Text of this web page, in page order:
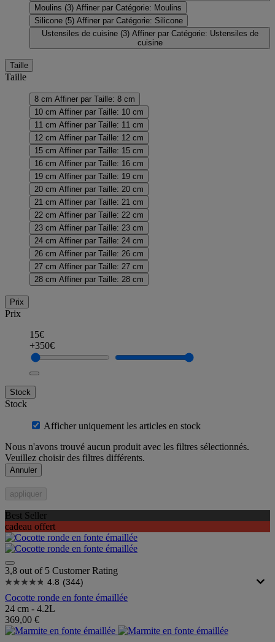
Moulins (3) Affiner par Catégorie: Moulins
Silicone (5) Affiner par Catégorie: Silicone
Ustensiles de cuisine (3) Affiner par Catégorie: Ustensiles de
cuisine
Taille
Taille
8 cm Affiner par Taille: 8 cm
10 cm Affiner par Taille: 10 cm
11 cm Affiner par Taille: 11 cm
12 cm Affiner par Taille: 12 cm
15 cm Affiner par Taille: 15 cm
16 cm Affiner par Taille: 16 cm
19 cm Affiner par Taille: 19 cm
20 cm Affiner par Taille: 20 cm
21 cm Affiner par Taille: 21 cm
22 cm Affiner par Taille: 22 cm
23 cm Affiner par Taille: 23 cm
24 cm Affiner par Taille: 24 cm
26 cm Affiner par Taille: 26 cm
27 cm Affiner par Taille: 27 cm
28 cm Affiner par Taille: 28 cm
Prix
Prix
15€
+350€
Stock
Stock
Afficher uniquement les articles en stock
Nous n'avons trouvé aucun produit avec les filtres sélectionnés.
Veuillez choisir des filtres différents.
Annuler
appliquer
Best Seller
cadeau offert
3,8 out of 5 Customer Rating
4.8 (344)
Cocotte ronde en fonte émaillée
24 cm - 4.2L
369,00 €